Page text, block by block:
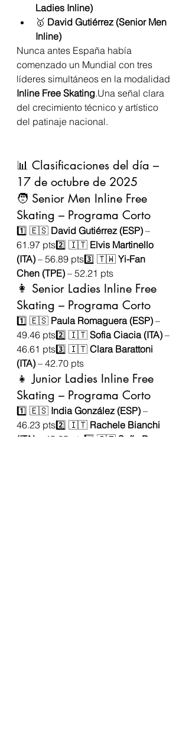
Ladies Inline)
🥇 David Gutiérrez (Senior Men
Inline)
Nunca antes España había
comenzado un Mundial con tres
líderes simultáneos en la modalidad
Inline Free Skating.Una señal clara
del crecimiento técnico y artístico
del patinaje nacional.
📊 Clasificaciones del día –
17 de octubre de 2025
🧑 Senior Men Inline Free
Skating – Programa Corto
1️⃣ 🇪🇸 David Gutiérrez (ESP) –
61.97 pts2️⃣ 🇮🇹 Elvis Martinello
(ITA) – 56.89 pts3️⃣ 🇹🇼 Yi-Fan
Chen (TPE) – 52.21 pts
👩 Senior Ladies Inline Free
Skating – Programa Corto
1️⃣ 🇪🇸 Paula Romaguera (ESP) –
49.46 pts2️⃣ 🇮🇹 Sofia Ciacia (ITA) –
46.61 pts3️⃣ 🇮🇹 Clara Barattoni
(ITA) – 42.70 pts
👧 Junior Ladies Inline Free
Skating – Programa Corto
1️⃣ 🇪🇸 India González (ESP) –
46.23 pts2️⃣ 🇮🇹 Rachele Bianchi
(ITA) – 45.25 pts3️⃣ 🇮🇹 Sofía De